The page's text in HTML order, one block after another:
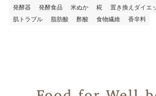
発酵器
発酵食品 米ぬか 糀 置き換えダイエ
肌トラブル
脂肪酸 酢酸 食物繊維 香辛料